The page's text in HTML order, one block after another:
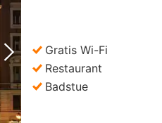
Neste bilde
Gratis Wi-Fi
Restaurant
Badstue